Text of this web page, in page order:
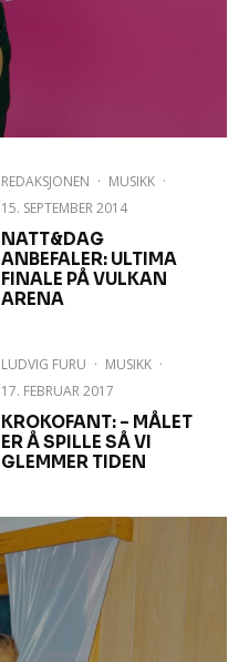
REDAKSJONEN · MUSIKK ·
15. SEPTEMBER 2014
NATT&DAG
ANBEFALER: ULTIMA
FINALE PÅ VULKAN
ARENA
LUDVIG FURU · MUSIKK ·
17. FEBRUAR 2017
KROKOFANT: – MÅLET
ER Å SPILLE SÅ VI
GLEMMER TIDEN